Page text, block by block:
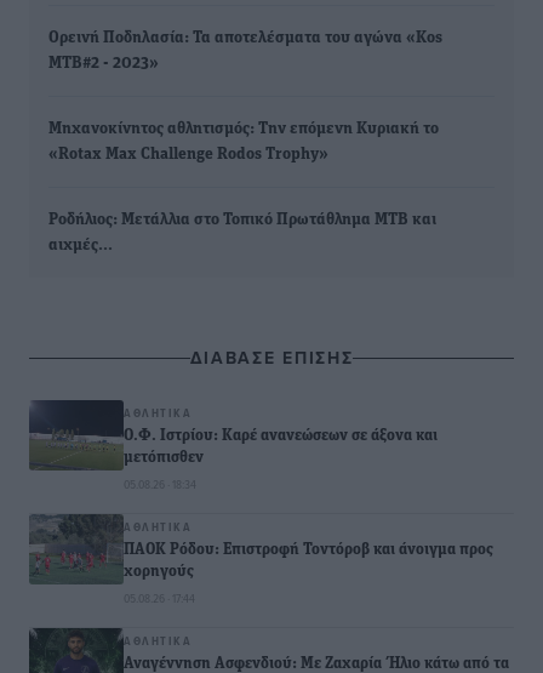
Ορεινή Ποδηλασία: Τα αποτελέσματα του αγώνα «Kos
ΜΤΒ#2 - 2023»
Μηχανοκίνητος αθλητισμός: Την επόμενη Κυριακή το
«Rotax Max Challenge Rodos Trophy»
Ροδήλιος: Μετάλλια στο Τοπικό Πρωτάθλημα ΜΤΒ και
αιχμές…
ΔΙΑΒΑΣΕ ΕΠΙΣΗΣ
ΑΘΛΗΤΙΚΆ
Ο.Φ. Ιστρίου: Καρέ ανανεώσεων σε άξονα και
μετόπισθεν
05.08.26 · 18:34
ΑΘΛΗΤΙΚΆ
ΠΑΟΚ Ρόδου: Επιστροφή Τοντόροβ και άνοιγμα προς
χορηγούς
05.08.26 · 17:44
ΑΘΛΗΤΙΚΆ
Αναγέννηση Ασφενδιού: Με Ζαχαρία Ήλιο κάτω από τα